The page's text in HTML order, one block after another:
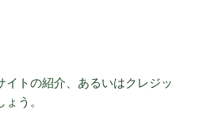
イトの紹介、あるいはクレジッ
う。